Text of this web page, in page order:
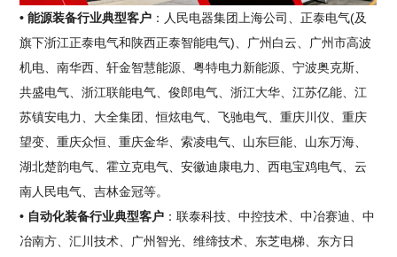
• 能源装备行业典型客户 ：人民电器集团上海公司、正泰电气(及
旗下浙江正泰电气和陕西正泰智能电气)、广州白云、广州市高波
机电、南华西、轩金智慧能源、粤特电力新能源、宁波奥克斯、
共盛电气、浙江联能电气、俊郎电气、浙江大华、江苏亿能、江
苏镇安电力、大全集团、恒炫电气、飞驰电气、重庆川仪、重庆
望变、重庆众恒、重庆金华、索凌电气、山东巨能、山东万海、
湖北楚韵电气、霍立克电气、安徽迪康电力、西电宝鸡电气、云
南人民电气、吉林金冠等。
• 自动化装备行业典型客户 ：联泰科技、中控技术、中冶赛迪、中
冶南方、汇川技术、广州智光、维缔技术、东芝电梯、东方日